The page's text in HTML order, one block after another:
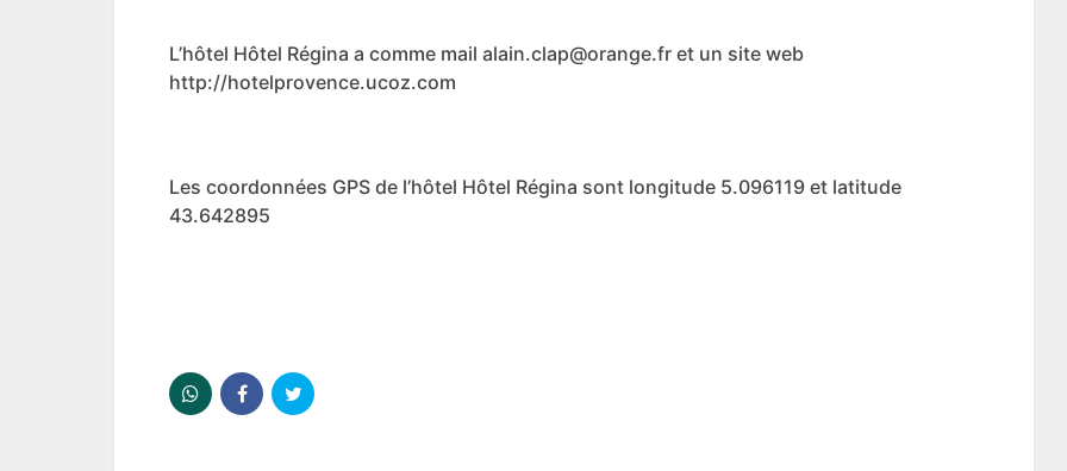
L’hôtel Hôtel Régina a comme mail alain.clap@orange.fr et un site web
http://hotelprovence.ucoz.com
Les coordonnées GPS de l’hôtel Hôtel Régina sont longitude 5.096119 et latitude
43.642895